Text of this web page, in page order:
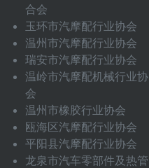
合会
玉环市汽摩配行业协会
温州市汽摩配行业协会
瑞安市汽摩配行业协会
温岭市汽摩配机械行业协
会
温州市橡胶行业协会
瓯海区汽摩配行业协会
平阳县汽摩配行业协会
龙泉市汽车零部件及热管